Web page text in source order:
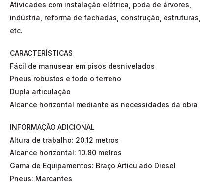
Atividades com instalação elétrica, poda de árvores,
indústria, reforma de fachadas, construção, estruturas,
etc.
CARACTERÍSTICAS
Fácil de manusear em pisos desnivelados
Pneus robustos e todo o terreno
Dupla articulação
Alcance horizontal mediante as necessidades da obra
INFORMAÇÃO ADICIONAL
Altura de trabalho: 20.12 metros
Alcance horizontal: 10.80 metros
Gama de Equipamentos: Braço Articulado Diesel
Pneus: Marcantes